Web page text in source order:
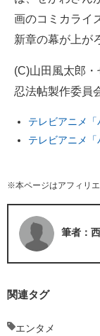
画のコミカライ
新章の幕が上が
(C)山田風太郎
忍法帖製作委員
テレビアニメ
テレビアニメ
※本ページはアフィリ
筆者：
関連タグ
エンタメ